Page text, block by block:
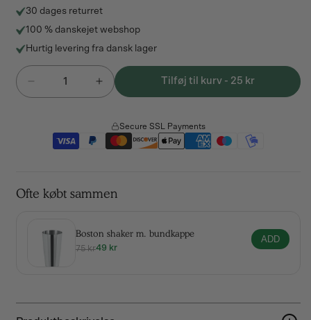
30 dages returret
100 % danskejet webshop
Hurtig levering fra dansk lager
Antal
Reducer
antallet
Boston
glas
Øg
antallet
Boston
glas
Tilføj til kurv - 25 kr
Secure SSL Payments
Ofte købt sammen
Boston shaker m. bundkappe
75 kr49 kr
ADD